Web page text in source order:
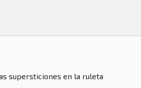
supersticiones en la ruleta